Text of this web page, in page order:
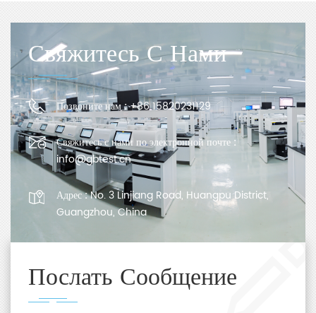
Свяжитесь С Нами
Позвоните нам :+86 15820231129
Свяжитесь с нами по электронной почте :
info@gbtest.cn
Адрес :No. 3 Linjiang Road, Huangpu District,
Guangzhou, China
Послать Сообщение